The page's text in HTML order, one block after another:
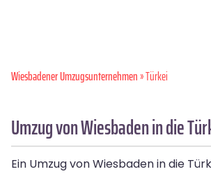
Wiesbadener Umzugsunternehmen» Türkei
Umzug von Wiesbaden in die
Ein Umzug von Wiesbaden in die